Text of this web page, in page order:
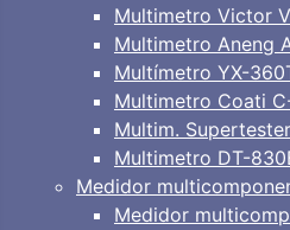
Multimetro Victor
Multimetro Aneng
Multímetro YX-
Multimetro Coati
Multim.
Multimetro DT-
Medidor
Medidor